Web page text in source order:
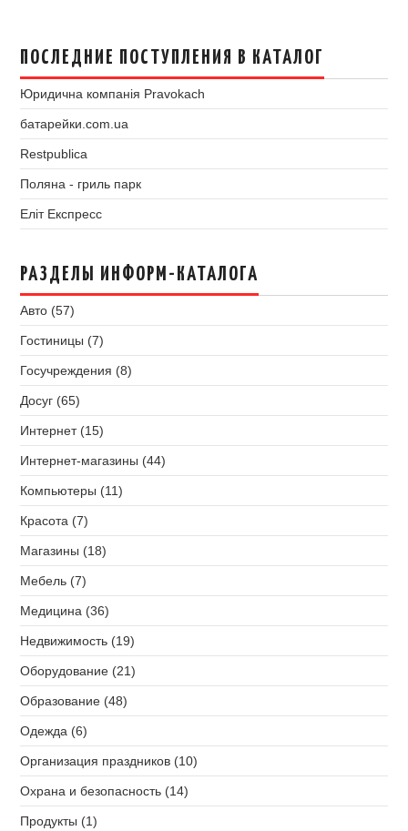
ПОСЛЕДНИЕ ПОСТУПЛЕНИЯ В КАТАЛОГ
Юридична компанія Pravokach
батарейки.com.ua
Restpublica
Поляна - гриль парк
Еліт Експресс
РАЗДЕЛЫ ИНФОРМ-КАТАЛОГА
Авто (57)
Гостиницы (7)
Госучреждения (8)
Досуг (65)
Интернет (15)
Интернет-магазины (44)
Компьютеры (11)
Красота (7)
Магазины (18)
Мебель (7)
Медицина (36)
Недвижимость (19)
Оборудование (21)
Образование (48)
Одежда (6)
Организация праздников (10)
Охрана и безопасность (14)
Продукты (1)